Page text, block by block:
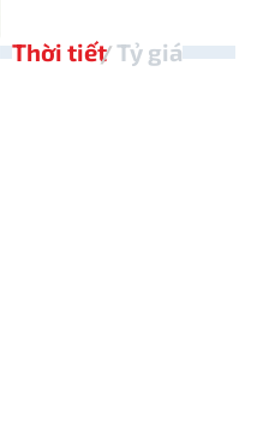
Thời tiết Tỷ giá